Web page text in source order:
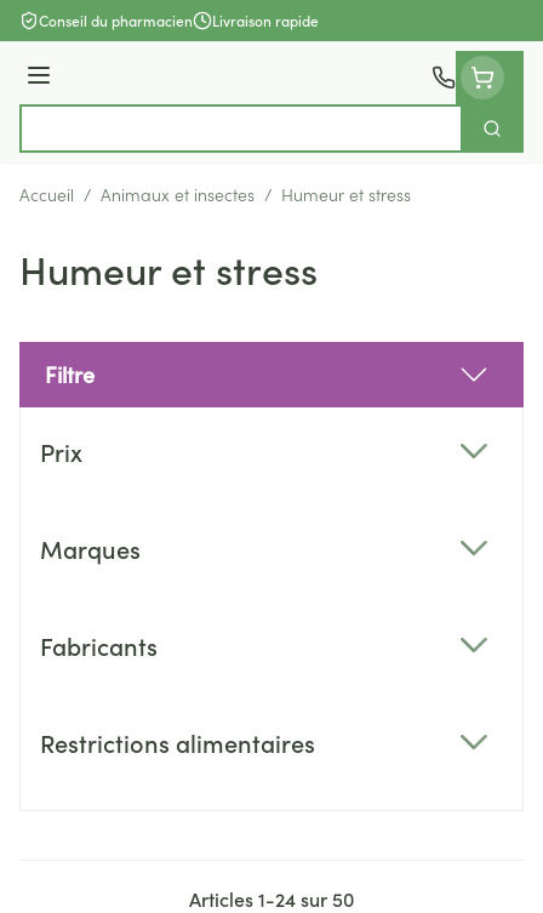
Aller au contenu
Conseil du pharmacien Livraison rapide
Menu
Accueil / Animaux et insectes / Humeur et stress
Humeur et stress
Filtre
Prix
Marques
Fabricants
Restrictions alimentaires
Articles1-24sur50